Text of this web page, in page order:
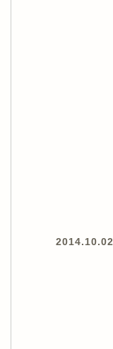
2014.10.02